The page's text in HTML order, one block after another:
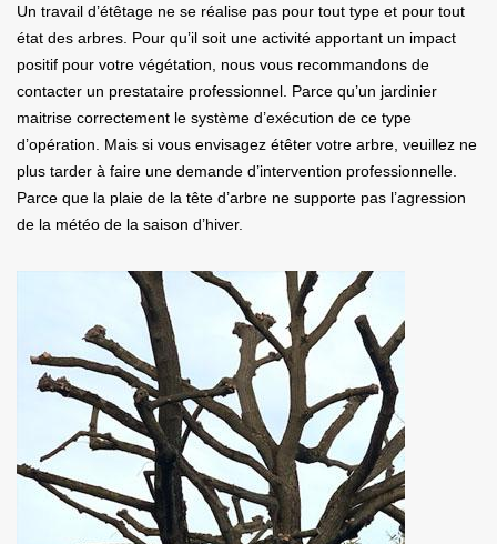
Un travail d’étêtage ne se réalise pas pour tout type et pour tout
état des arbres. Pour qu’il soit une activité apportant un impact
positif pour votre végétation, nous vous recommandons de
contacter un prestataire professionnel. Parce qu’un jardinier
maitrise correctement le système d’exécution de ce type
d’opération. Mais si vous envisagez étêter votre arbre, veuillez ne
plus tarder à faire une demande d’intervention professionnelle.
Parce que la plaie de la tête d’arbre ne supporte pas l’agression
de la météo de la saison d’hiver.